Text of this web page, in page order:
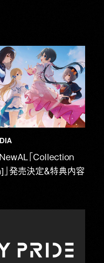
「Collection
発売決定＆特典内容